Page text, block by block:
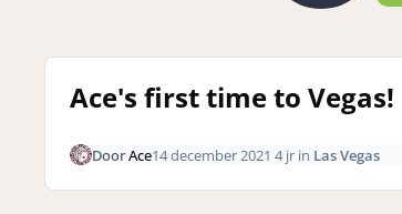
Ace's first time to Vegas!
DoorAce14 december 2021 4 jrin Las Vegas